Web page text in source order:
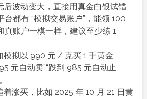
波动变大，直接用真金白银试错
都有 “模拟交易账户”，能领 100
真账户一模一样，建议至少练 1
模拟以 990 元 / 克买 1 手黄金
元自动卖”“跌到 985 元自动止
着涨买，比如 2025 年 10 月 21 日黄